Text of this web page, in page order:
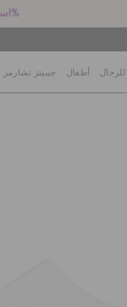
استعد للعودة إلى المدرسة! اشترِ زوجين بالسعر الكامل واحصل على خصم 25%
للرجال أطفال جيبيتز تشارمز